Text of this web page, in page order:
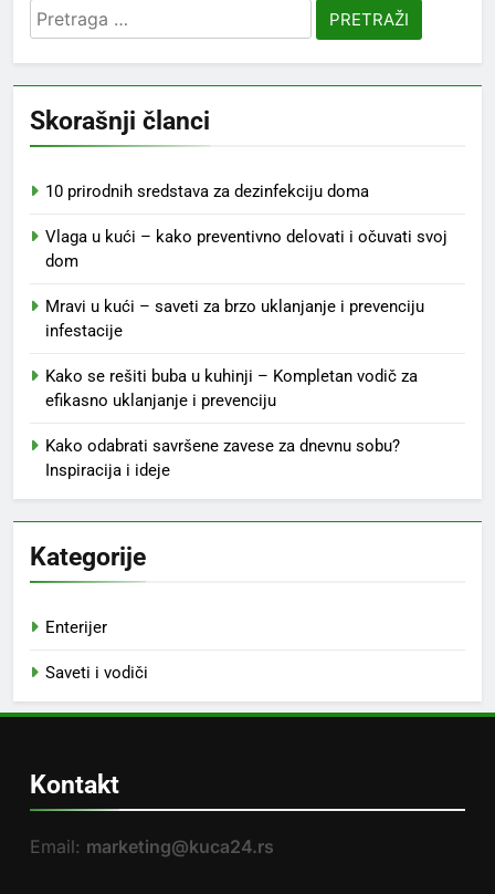
Pretraga
za:
Skorašnji članci
10 prirodnih sredstava za dezinfekciju doma
Vlaga u kući – kako preventivno delovati i očuvati svoj
dom
Mravi u kući – saveti za brzo uklanjanje i prevenciju
infestacije
Kako se rešiti buba u kuhinji – Kompletan vodič za
efikasno uklanjanje i prevenciju
Kako odabrati savršene zavese za dnevnu sobu?
Inspiracija i ideje
Kategorije
Enterijer
Saveti i vodiči
Kontakt
Email: marketing@kuca24.rs